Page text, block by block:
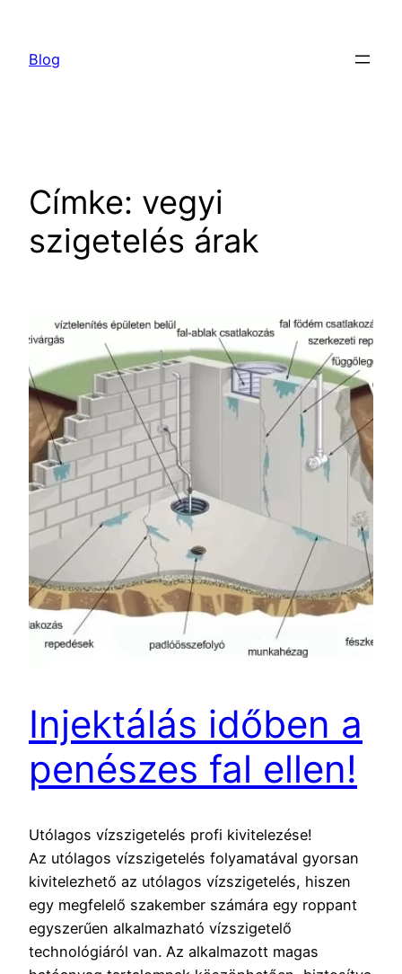
tartalomhoz
Blog
Címke: vegyi
szigetelés árak
Injektálás időben a
penészes fal ellen!
Utólagos vízszigetelés profi kivitelezése!
Az utólagos vízszigetelés folyamatával gyorsan
kivitelezhető az utólagos vízszigetelés, hiszen
egy megfelelő szakember számára egy roppant
egyszerűen alkalmazható vízszigetelő
technológiáról van. Az alkalmazott magas